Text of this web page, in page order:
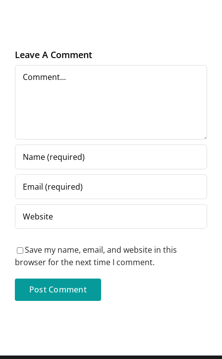
capăt)
Leave A Comment
Save my name, email, and website in this
browser for the next time I comment.